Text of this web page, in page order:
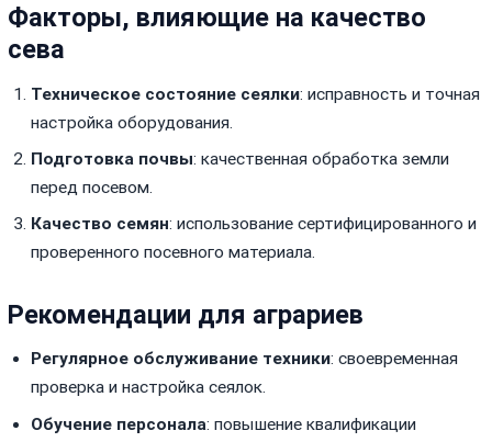
Факторы, влияющие на качество
сева
Техническое состояние сеялки: исправность и точная
настройка оборудования.
Подготовка почвы: качественная обработка земли
перед посевом.
Качество семян: использование сертифицированного и
проверенного посевного материала.
Рекомендации для аграриев
Регулярное обслуживание техники: своевременная
проверка и настройка сеялок.
Обучение персонала: повышение квалификации